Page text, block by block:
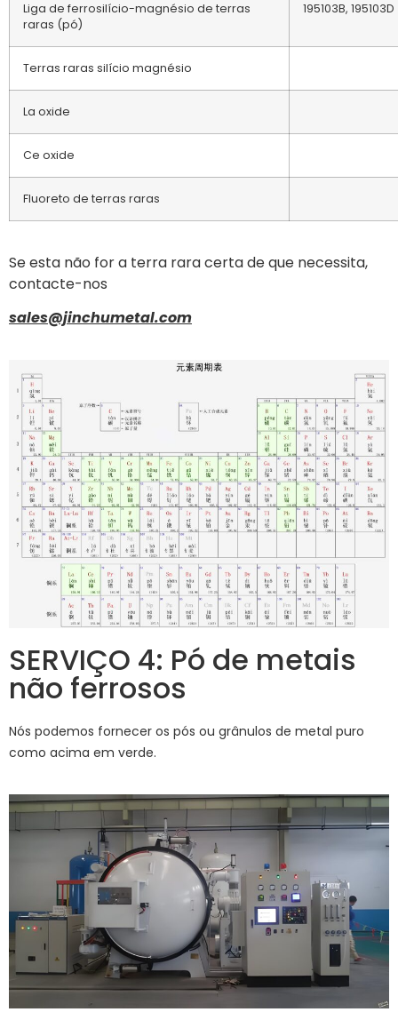
Liga de ferrosilício-magnésio de terras
raras (pó)
195103B, 195103D
Terras raras silício magnésio
La oxide
Ce oxide
Fluoreto de terras raras
Se esta não for a terra rara certa de que necessita,
contacte-nos
sales@jinchumetal.com
SERVIÇO 4: Pó de metais
não ferrosos
Nós podemos fornecer os pós ou grânulos de metal puro
como acima em verde.